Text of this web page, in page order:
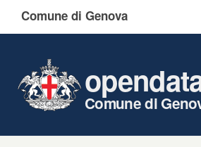
Comune di Genova
Comune di